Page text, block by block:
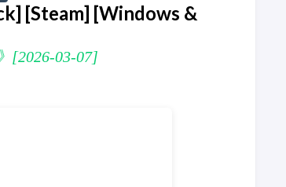
[Steam] [Windows &
[2026-03-07]